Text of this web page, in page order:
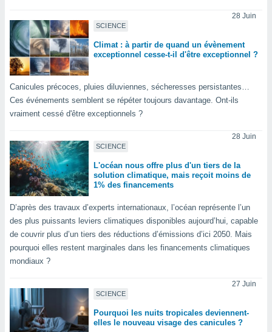
Pour ce
à
en
«
» ou
de
web.
nos
SCIENCE
28 Juin
Climat : à partir de quand un évènement
exceptionnel cesse-t-il d'être exceptionnel ?
Canicules précoces, pluies diluviennes, sécheresses persistantes…
Ces événements semblent se répéter toujours davantage. Ont-ils
vraiment cessé d'être exceptionnels ?
SCIENCE
28 Juin
L'océan nous offre plus d'un tiers de la
solution climatique, mais reçoit moins de
1% des financements
D’après des travaux d’experts internationaux, l’océan représente l’un
des plus puissants leviers climatiques disponibles aujourd’hui, capable
de couvrir plus d’un tiers des réductions d’émissions d’ici 2050. Mais
pourquoi elles restent marginales dans les financements climatiques
mondiaux ?
SCIENCE
27 Juin
Pourquoi les nuits tropicales deviennent-
elles le nouveau visage des canicules ?